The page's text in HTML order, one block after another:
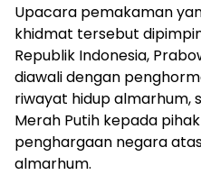
Upacara pemakaman
khidmat tersebut
Republik Indonesia,
diawali dengan
riwayat hidup almarhum,
Merah Putih kepada
penghargaan negara
almarhum.